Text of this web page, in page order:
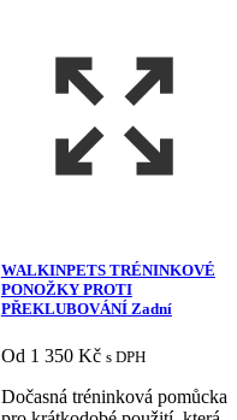
WALKINPETS TRÉNINKOVÉ
PONOŽKY PROTI
PŘEKLUBOVÁNÍ Zadní
Od 1 350 Kč s DPH
Dočasná tréninková pomůcka